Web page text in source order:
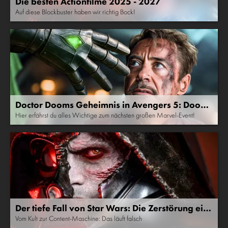
Auf diese Blockbuster haben wir richtig Bock!
Doctor Dooms Geheimnis in Avengers 5: Dooms
day Filmvorschau
Hier erfährst du alles Wichtige zum nächsten großen Marvel-Event!
Der tiefe Fall von Star Wars: Die Zerstörung ein
er Legende
Vom Kult zur Content-Maschine: Das läuft falsch